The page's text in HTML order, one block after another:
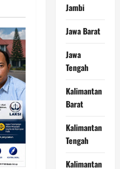
Jambi
Jawa Barat
Jawa
Tengah
Kalimantan
Barat
Kalimantan
Tengah
Kalimantan